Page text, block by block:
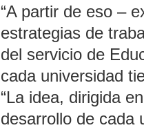
“A partir de eso –
estrategias de
del servicio de
cada universidad
“La idea, dirigida
desarrollo de cada